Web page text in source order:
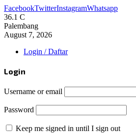
FacebookTwitterInstagramWhatsapp
36.1 C
Palembang
August 7, 2026
Login / Daftar
Login
Username or email
Password
Keep me signed in until I sign out